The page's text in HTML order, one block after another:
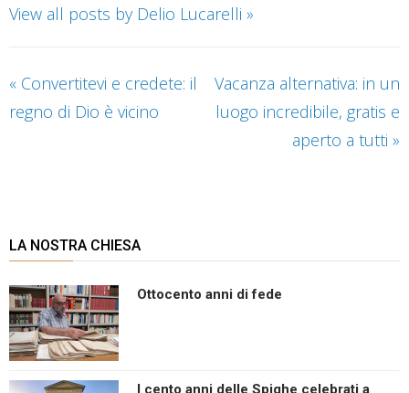
View all posts by Delio Lucarelli »
« Convertitevi e credete: il
regno di Dio è vicino
Vacanza alternativa: in un
luogo incredibile, gratis e
aperto a tutti »
LA NOSTRA CHIESA
Ottocento anni di fede
I cento anni delle Spighe celebrati a